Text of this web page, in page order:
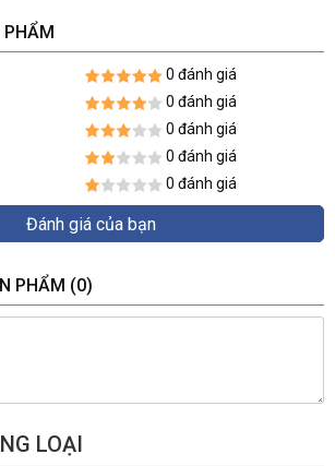
age group; glasses; expressions;
mask; beard
0 đánh giá
0 đánh giá
0 đánh giá
0 đánh giá
0 đánh giá
Đánh giá của bạn
PHẨM (0)
LOẠI